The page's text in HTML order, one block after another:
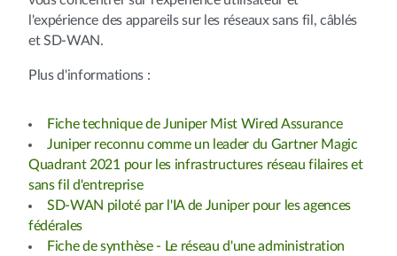
l'expérience des appareils sur les réseaux sans fil, câblés
et SD-WAN.
Plus d'informations :
Fiche technique de Juniper Mist Wired Assurance
Juniper reconnu comme un leader du Gartner Magic
Quadrant 2021 pour les infrastructures réseau filaires et
sans fil d'entreprise
SD-WAN piloté par l'IA de Juniper pour les agences
fédérales
Fiche de synthèse - Le réseau d'une administration